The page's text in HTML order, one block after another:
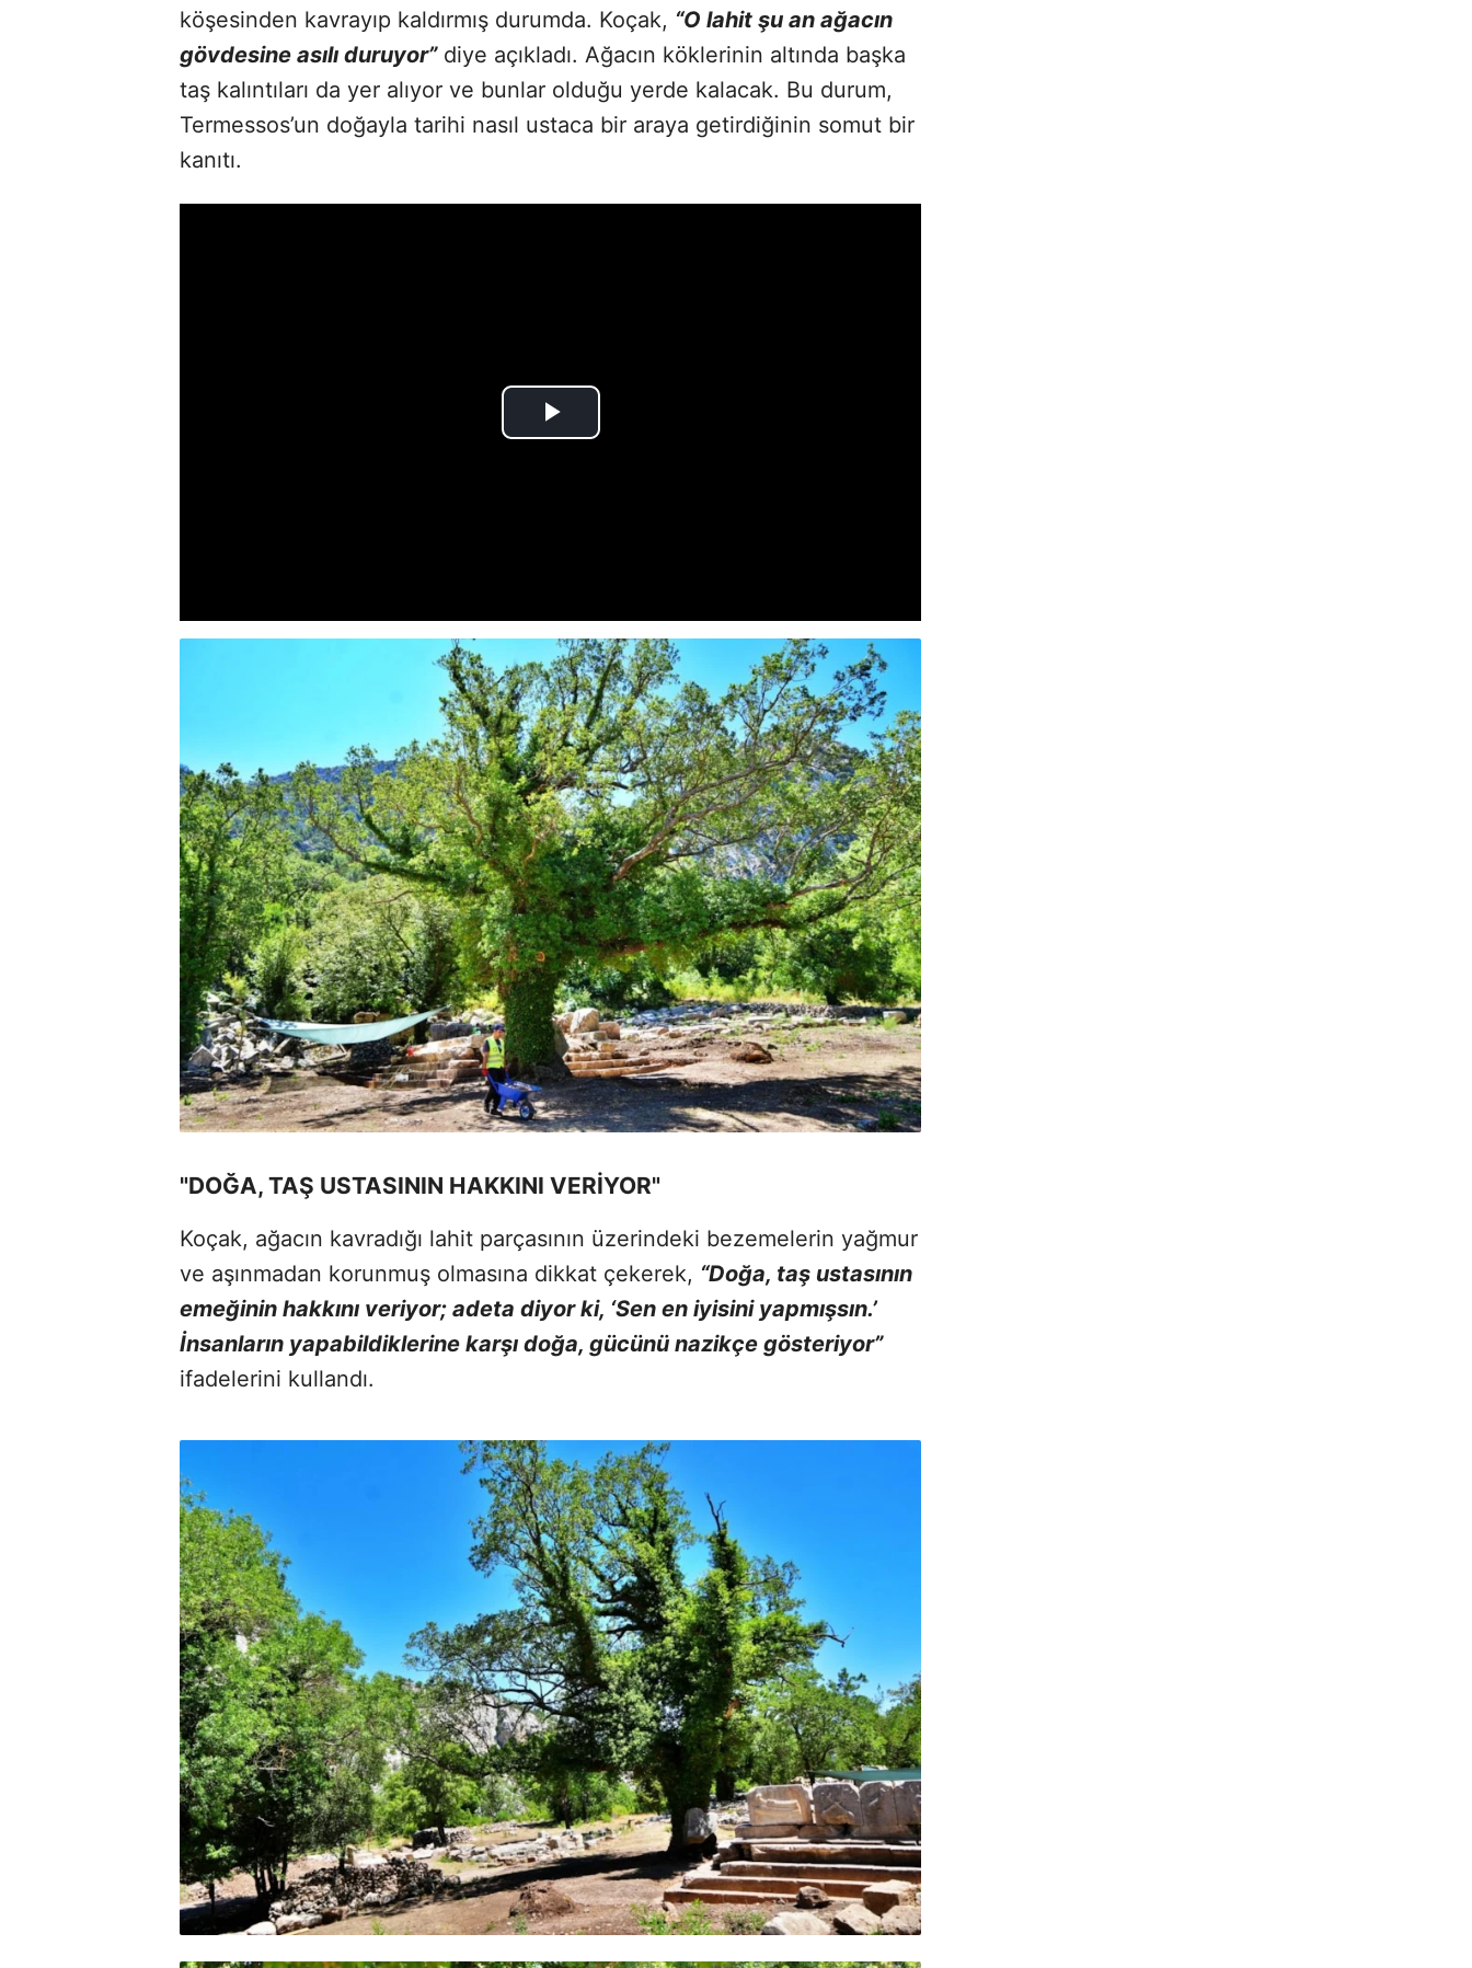
köşesinden kavrayıp kaldırmış durumda. Koçak, “O lahit şu an ağacın
gövdesine asılı duruyor”diye açıkladı. Ağacın köklerinin altında başka
taş kalıntıları da yer alıyor ve bunlar olduğu yerde kalacak. Bu durum,
Termessos’un doğayla tarihi nasıl ustaca bir araya getirdiğinin somut bir
kanıtı.
"DOĞA, TAŞ USTASININ HAKKINI VERİYOR"
Koçak, ağacın kavradığı lahit parçasının üzerindeki bezemelerin yağmur
ve aşınmadan korunmuş olmasına dikkat çekerek, “Doğa, taş ustasının
emeğinin hakkını veriyor; adeta diyor ki, ‘Sen en iyisini yapmışsın.’
İnsanların yapabildiklerine karşı doğa, gücünü nazikçe gösteriyor”
ifadelerini kullandı.